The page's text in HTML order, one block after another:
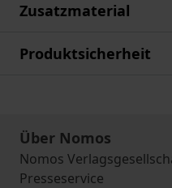
Zusatzmaterial
Produktsicherheit
Über Nomos
Nomos
Presseservice